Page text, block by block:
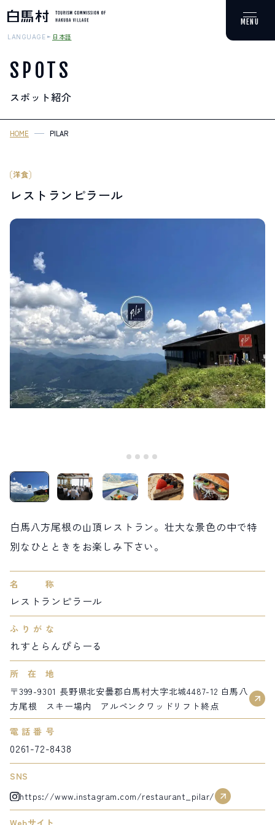
MOUNTAIN & TREKKING
登山・トレッキング
スキー場
温泉
SPOTS
スポット紹介
お問い合わせ
399-9301 長野県北安曇郡白馬村北城5497
Snow Peak LAND STATION HAKUBA内
営業時間：9:00～17:00 定休日：無休
LIVE CAMERA
ライブカメラ
RECOMMENDATION
おすすめ情報
ABOUT HAKUBA
白馬村について
EVENTS
イベント情報
INFORMATION MEISTER TOUR
マイスターツアー
STAY
宿泊施設
ACTIVITIES
アクティビティー
HAKUBA ORIGINAL NORWAY VILLAGE
白馬村までのアクセス
プライバシーポリシー
利用規約
LANGUAGE 日本語
SPOTS
スポット紹介
HOME PILAR
洋食
レストランピラール
白馬八方尾根の山頂レストラン。壮大な景色の中で特
別なひとときをお楽しみ下さい。
名称
レストランピラール
ふりがな
れすとらんぴらーる
所在地
〒399-9301 長野県北安曇郡白馬村大字北城4487-12 白馬八
方尾根 スキー場内 アルペンクワッドリフト終点
電話番号
0261-72-8438
SNS
https://www.instagram.com/restaurant_pilar/